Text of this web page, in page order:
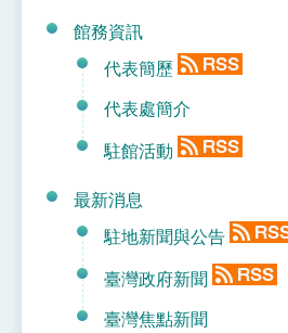
總統發表執政周年談話
團結 迎風轉型 穩健前
總統重要談話
事處」，進一步深化台美
館務資訊
代表簡歷
代表處簡介
駐館活動
最新消息
駐地新聞與公告
臺灣政府新聞
臺灣焦點新聞